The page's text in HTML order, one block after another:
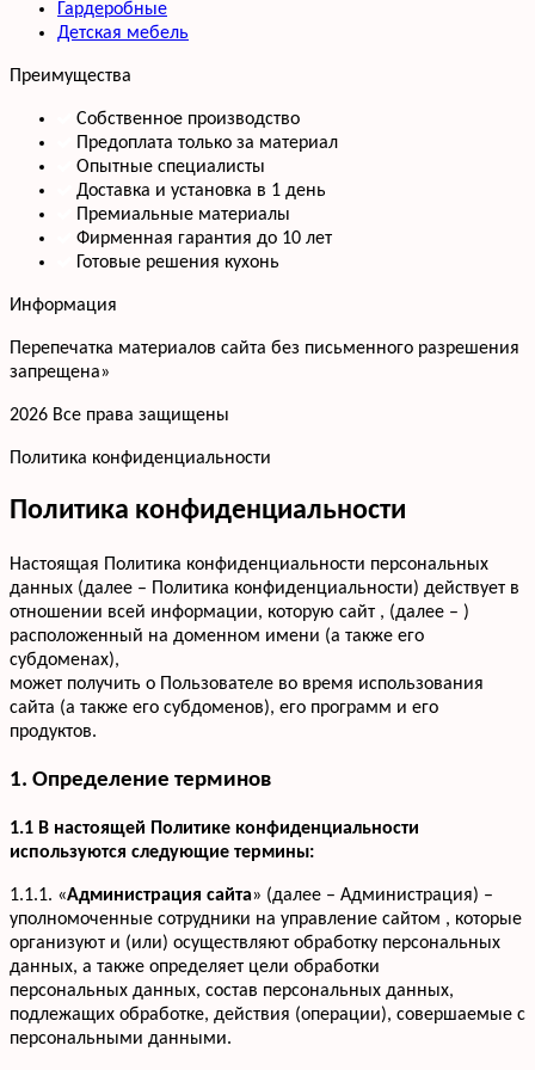
Гардеробные
Детская мебель
Преимущества
Собственное производство
Предоплата только за материал
Опытные специалисты
Доставка и установка в 1 день
Премиальные материалы
Фирменная гарантия до 10 лет
Готовые решения кухонь
Информация
Перепечатка материалов сайта без письменного разрешения
запрещена»
2026 Все права защищены
Политика конфиденциальности
Политика конфиденциальности
Настоящая Политика конфиденциальности персональных
данных (далее – Политика конфиденциальности) действует в
отношении всей информации, которую сайт , (далее – )
расположенный на доменном имени (а также его
субдоменах),
может получить о Пользователе во время использования
сайта (а также его субдоменов), его программ и его
продуктов.
1. Определение терминов
1.1 В настоящей Политике конфиденциальности
используются следующие термины:
1.1.1. «Администрация сайта» (далее – Администрация) –
уполномоченные сотрудники на управление сайтом , которые
организуют и (или) осуществляют обработку персональных
данных, а также определяет цели обработки
персональных данных, состав персональных данных,
подлежащих обработке, действия (операции), совершаемые с
персональными данными.